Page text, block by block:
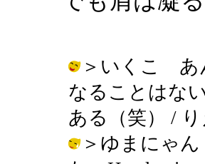
＞いくこ あ
なることはな
ある（笑） / り
＞ゆまにゃ